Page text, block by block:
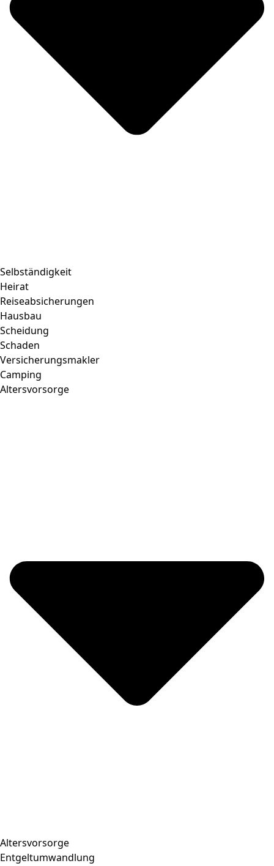
Selbständigkeit
Heirat
Reiseabsicherungen
Hausbau
Scheidung
Schaden
Versicherungsmakler
Camping
Altersvorsorge
Altersvorsorge
Entgeltumwandlung